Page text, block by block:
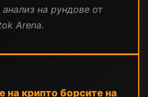
на рундове от
Arena.
на крипто борсите на